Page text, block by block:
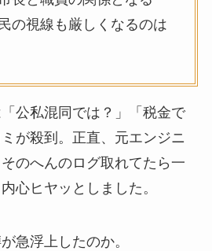
の視線も厳しくなるのは
公私混同では？」「税金で
が殺到。正直、元エンジニ
のへんのログ取れてたら一
心ヒヤッとしました。
急浮上したのか。